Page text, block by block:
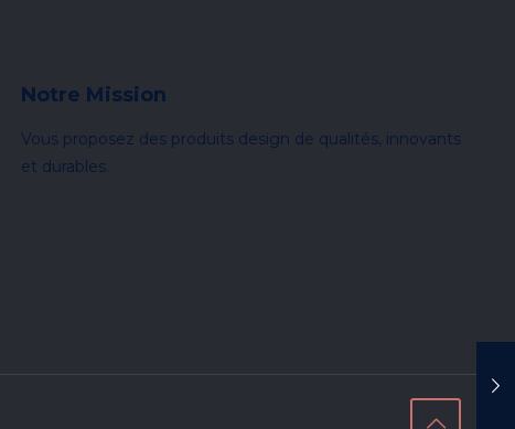
Notre Mission
Vous proposez des produits design de qualités, innovants
et durables.